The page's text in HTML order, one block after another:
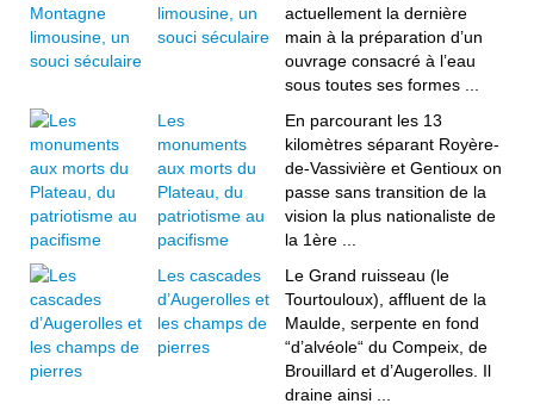
limousine, un
souci séculaire
actuellement la dernière
main à la préparation d’un
ouvrage consacré à l’eau
sous toutes ses formes ...
Les
monuments
aux morts du
Plateau, du
patriotisme au
pacifisme
En parcourant les 13
kilomètres séparant Royère-
de-Vassivière et Gentioux on
passe sans transition de la
vision la plus nationaliste de
la 1ère ...
Les cascades
d’Augerolles et
les champs de
pierres
Le Grand ruisseau (le
Tourtouloux), affluent de la
Maulde, serpente en fond
“d’alvéole“ du Compeix, de
Brouillard et d’Augerolles. Il
draine ainsi ...